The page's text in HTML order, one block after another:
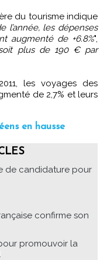
du tourisme indique
l’année, les dépenses
augmenté de +6.8%",
plus de 190 € par
les voyages des
de 2,7% et leurs
en hausse
de candidature pour
confirme son
promouvoir la